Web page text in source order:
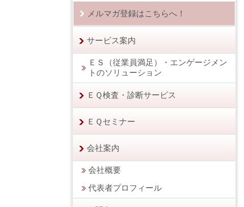
メルマガ登録はこちらへ！
サービス案内
ＥＳ（従業員満足）・エンゲージメン
トのソリューション
ＥＱ検査・診断サービス
ＥＱセミナー
会社案内
会社概要
代表者プロフィール